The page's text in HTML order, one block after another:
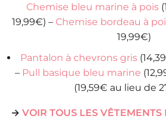
Chemise bleu marine à pois
19,99€) – Chemise bordeau à
19,99€)
Pantalon à chevrons gris
– Pull basique bleu marine
(19,59€ au lieu de
→ VOIR TOUS LES VÊTEMENTS